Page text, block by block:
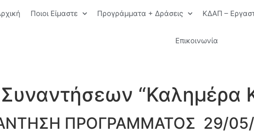
Ποιοι Είμαστε Προγράμματα + Δράσεις ΚΔΑΠ –
Επικοινωνία
“Καλημέρα
ΠΡΟΓΡΑΜΜΑΤΟΣ 29/05/